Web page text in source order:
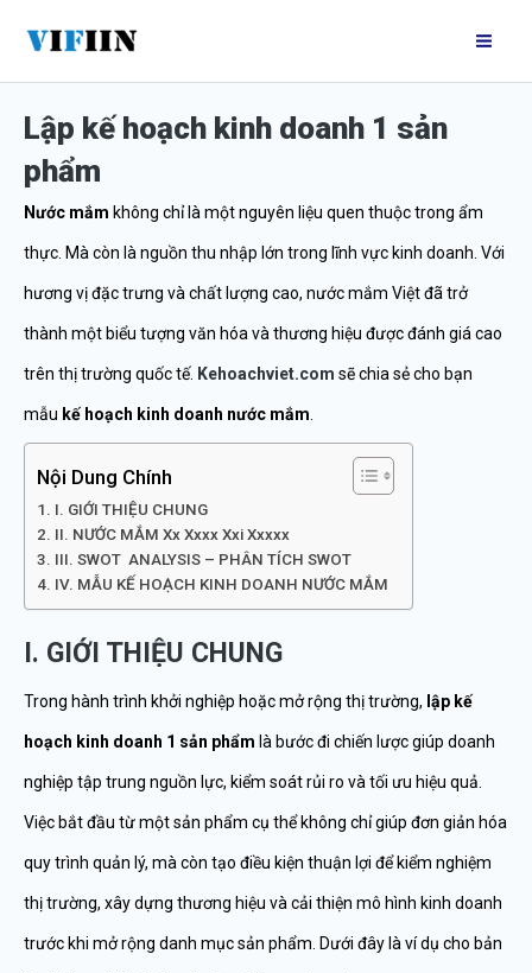
nội
dungLập kế hoạch kinh doanh 1 sản
phẩm
Nước mắm không chỉ là một nguyên liệu quen thuộc trong ẩm
thực. Mà còn là nguồn thu nhập lớn trong lĩnh vực kinh doanh. Với
hương vị đặc trưng và chất lượng cao, nước mắm Việt đã trở
thành một biểu tượng văn hóa và thương hiệu được đánh giá cao
trên thị trường quốc tế. Kehoachviet.com sẽ chia sẻ cho bạn
mẫu kế hoạch kinh doanh nước mắm
Nội Dung Chính
I. GIỚI THIỆU CHUNG
II. NƯỚC MẮM Xx Xxxx Xxi Xxxxx
III. SWOT ANALYSIS – PHÂN TÍCH SWOT
IV. MẪU KẾ HOẠCH KINH DOANH NƯỚC MẮM
I. GIỚI THIỆU CHUNG
Trong hành trình khởi nghiệp hoặc mở rộng thị trường, lập kế
hoạch kinh doanh 1 sản phẩm là bước đi chiến lược giúp doanh
nghiệp tập trung nguồn lực, kiểm soát rủi ro và tối ưu hiệu quả.
Việc bắt đầu từ một sản phẩm cụ thể không chỉ giúp đơn giản hóa
quy trình quản lý, mà còn tạo điều kiện thuận lợi để kiểm nghiệm
thị trường, xây dựng thương hiệu và cải thiện mô hình kinh doanh
trước khi mở rộng danh mục sản phẩm. Dưới đây là ví dụ cho bản